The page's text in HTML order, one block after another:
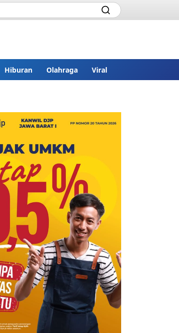
Hiburan Olahraga Viral